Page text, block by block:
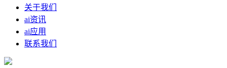
关于我们
ai资讯
ai应用
联系我们